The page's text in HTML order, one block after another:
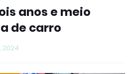
anos e meio
de carro
2024